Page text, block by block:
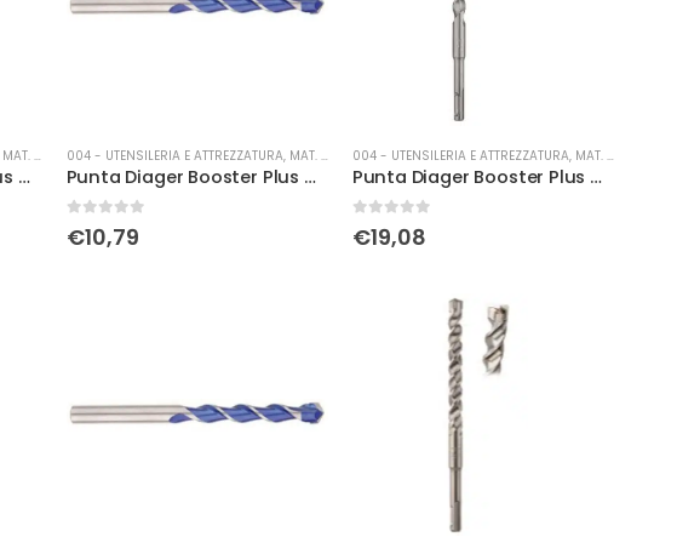
MAT. DI CONSUMO
Punta Diager Booster Plus Ø 10 x 160
004 - UTENSILERIA E ATTREZZATURA, MAT. DI CONSUMO
Punta Diager Booster Plus Ø 10 x 210
Su 5
€10,79
004 - UTENSILERIA E ATTREZZATURA, MAT. DI CONSUMO
Punta Diager Booster Plus Ø 10 x 260
Su 5
€19,08